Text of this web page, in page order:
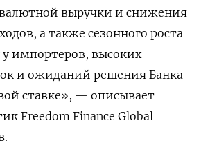
выручки и снижения
а также сезонного роста
у импортеров, высоких
и ожиданий решения Банка
ставке», — описывает
Freedom Finance Global